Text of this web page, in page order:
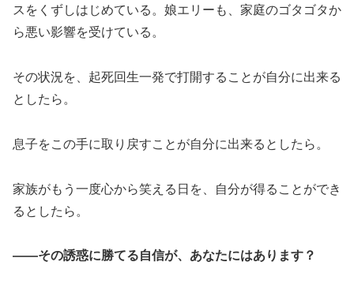
スをくずしはじめている。娘エリーも、家庭のゴタゴタか
ら悪い影響を受けている。
その状況を、起死回生一発で打開することが自分に出来る
としたら。
息子をこの手に取り戻すことが自分に出来るとしたら。
家族がもう一度心から笑える日を、自分が得ることができ
るとしたら。
——その誘惑に勝てる自信が、あなたにはあります？